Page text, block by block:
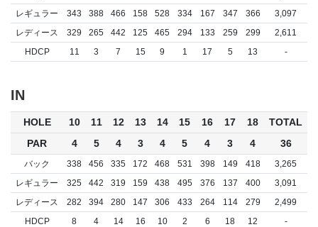
レギュラー
343 388 466 158 528 334 167 347 366
3,097
レディース
329 265 442 125 465 294 133 259 299
2,611
HDCP
11 3 7 15 9 1 17 5 13 -
IN
HOLE 10 11 12 13 14 15 16 17 18
TOTAL
PAR
4 5 4 3 4 5 4 3 4 36
バック 338 456 335 172 468 531 398 149 418
3,265
レギュラー
325 442 319 159 438 495 376 137 400
3,091
レディース
282 394 280 147 306 433 264 114 279
2,499
HDCP
8 4 14 16 10 2 6 18 12 -